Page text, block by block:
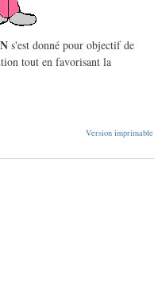
s'est donné pour objectif de
tout en favorisant la
Version imprimable